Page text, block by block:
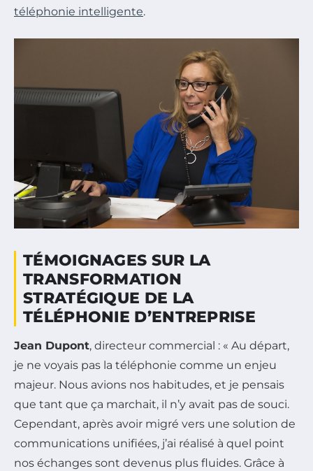
téléphonie intelligente.
TÉMOIGNAGES SUR LA
TRANSFORMATION
STRATÉGIQUE DE LA
TÉLÉPHONIE D’ENTREPRISE
Jean Dupont, directeur commercial : « Au départ,
je ne voyais pas la téléphonie comme un enjeu
majeur. Nous avions nos habitudes, et je pensais
que tant que ça marchait, il n’y avait pas de souci.
Cependant, après avoir migré vers une solution de
communications unifiées, j’ai réalisé à quel point
nos échanges sont devenus plus fluides. Grâce à